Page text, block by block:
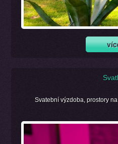
Svatební výzdoba, prostory